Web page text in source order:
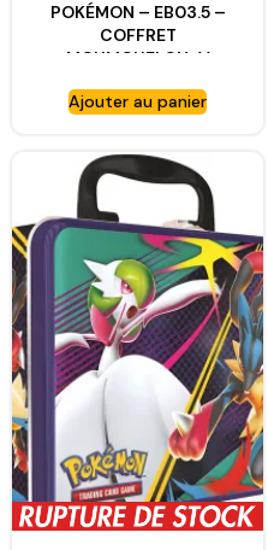
POKÉMON – EB03.5 –
COFFRET
MOUMOUFLON-V
Ajouter au panier